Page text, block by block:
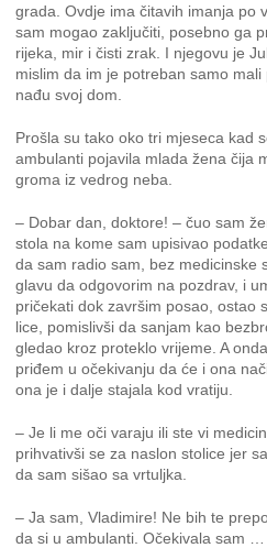
grada. Ovdje ima čitavih imanja po
sam mogao zaključiti, posebno ga
rijeka, mir i čisti zrak. I njegovu je
mislim da im je potreban samo
nađu svoj dom.
Prošla su tako oko tri mjeseca kad
ambulanti pojavila mlada žena čija
groma iz vedrog neba.
– Dobar dan, doktore! – čuo sam
stola na kome sam upisivao
da sam radio sam, bez medicinske
glavu da odgovorim na pozdrav, i
pričekati dok završim posao, ostao
lice, pomislivši da sanjam kao
gledao kroz proteklo vrijeme. A
priđem u očekivanju da će i ona
ona je i dalje stajala kod vratiju.
– Je li me oči varaju ili ste vi
prihvativši se za naslon stolice jer
da sam sišao sa vrtuljka.
– Ja sam, Vladimire! Ne bih te
da si u ambulanti. Očekivala sam …